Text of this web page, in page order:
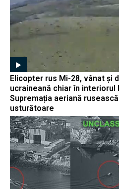
Elicopter rus Mi-28, vânat și
ucraineană chiar în interiorul
Supremația aeriană
usturătoare